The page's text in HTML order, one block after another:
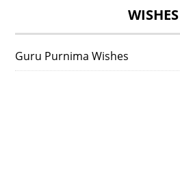
WISHES
Guru Purnima Wishes